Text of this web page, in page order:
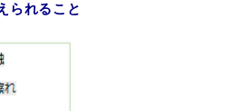
られること